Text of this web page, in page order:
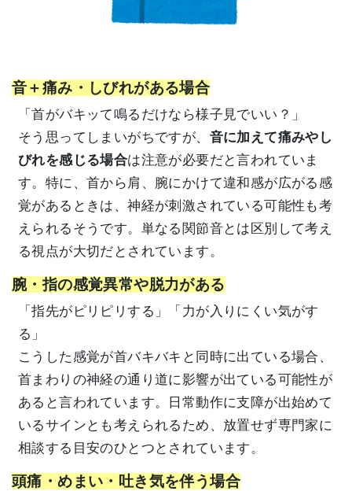
音＋痛み・しびれがある場合
「首がバキッて鳴るだけなら様子見でいい？」
そう思ってしまいがちですが、 音に加えて痛みやし
びれを感じる場合は注意が必要だと言われていま
す。特に、首から肩、腕にかけて違和感が広がる感
覚があるときは、神経が刺激されている可能性も考
えられるそうです。単なる関節音とは区別して考え
る視点が大切だとされています。
腕・指の感覚異常や脱力がある
「指先がピリピリする」「力が入りにくい気がす
る」
こうした感覚が首バキバキと同時に出ている場合、
首まわりの神経の通り道に影響が出ている可能性が
あると言われています。日常動作に支障が出始めて
いるサインとも考えられるため、放置せず専門家に
相談する目安のひとつとされています。
頭痛・めまい・吐き気を伴う場合